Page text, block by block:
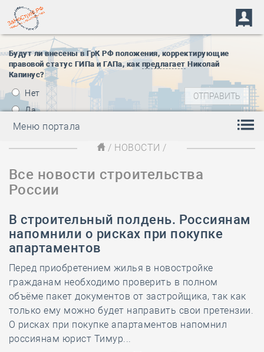
Будут ли внесены в ГрК РФ положения, корректирующие
правовой статус ГИПа и ГАПа, как предлагает Николай
Капинус?
Нет
Да
Меню портала
/ НОВОСТИ /
Все новости строительства
России
В строительный полдень. Россиянам
напомнили о рисках при покупке
апартаментов
Перед приобретением жилья в новостройке
гражданам необходимо проверить в полном
объёме пакет документов от застройщика, так как
только ему можно будет направить свои претензии.
О рисках при покупке апартаментов напомнил
россиянам юрист Тимур...